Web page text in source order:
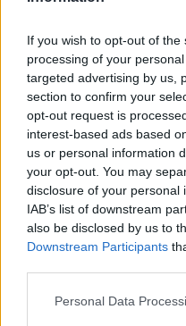
If you wish to opt-out of
processing of your
targeted advertising by us,
section to confirm your
opt-out request is
interest-based ads based
us or personal information
your opt-out. You may
disclosure of your personal
IAB’s list of downstream
also be disclosed by us to
Downstream Participants
Personal Data
2026. augusztus 08.,
Már több mint
kellett
országszerte